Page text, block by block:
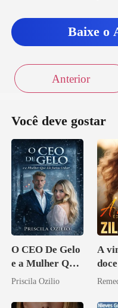
Baixe o
Anterior
Você deve gostar
O CEO De Gelo
e a Mulher Que
Ele Jurou Odiar
Priscila Ozilio
A
você